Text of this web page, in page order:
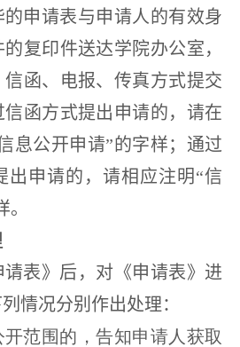
的申请表与申请人的有效身
的复印件送达学院办公室，
函、电报、传真方式提交
信函方式提出申请的，请在
息公开申请”的字样；通过
出申请的，请相应注明“信
请表》后，对《申请表》进
情况分别作出处理：
开范围的，告知申请人获取